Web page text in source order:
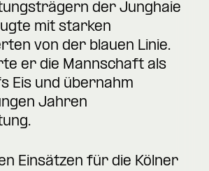
der Junghaie
mit starken
von der blauen Linie.
er die Mannschaft als
Eis und übernahm
Jahren
Einsätzen für die Kölner